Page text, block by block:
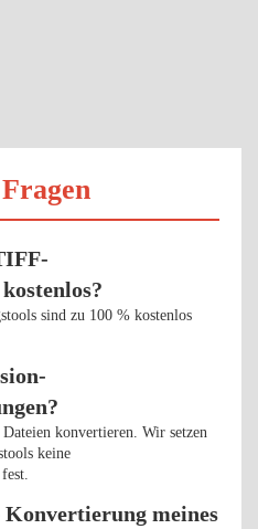
sind zu 100 % kostenlos
konvertieren. Wir setzen
keine
meines